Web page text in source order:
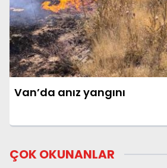
Van’da anız yangını
ÇOK OKUNANLAR